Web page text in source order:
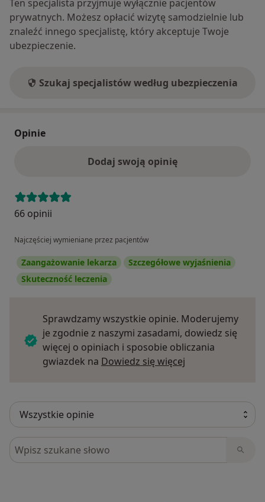
Ten specjalista przyjmuje wyłącznie pacjentów
prywatnych. Możesz opłacić wizytę samodzielnie lub
znaleźć innego specjalistę, który akceptuje Twoje
ubezpieczenie.
Szukaj specjalistów według ubezpieczenia
Opinie
Dodaj swoją opinię
66 opinii
Najczęściej wymieniane przez pacjentów
Zaangażowanie lekarza
Szczegółowe wyjaśnienia
Skuteczność leczenia
Sprawdzamy wszystkie opinie. Moderujemy
je zgodnie z naszymi zasadami, dowiedz się
więcej o opiniach i sposobie obliczania
gwiazdek na Dowiedz się więcej
Szukaj w opiniach